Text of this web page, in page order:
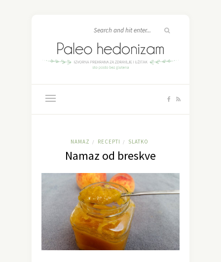
NAMAZ / RECEPTI / SLATKO
Namaz od breskve